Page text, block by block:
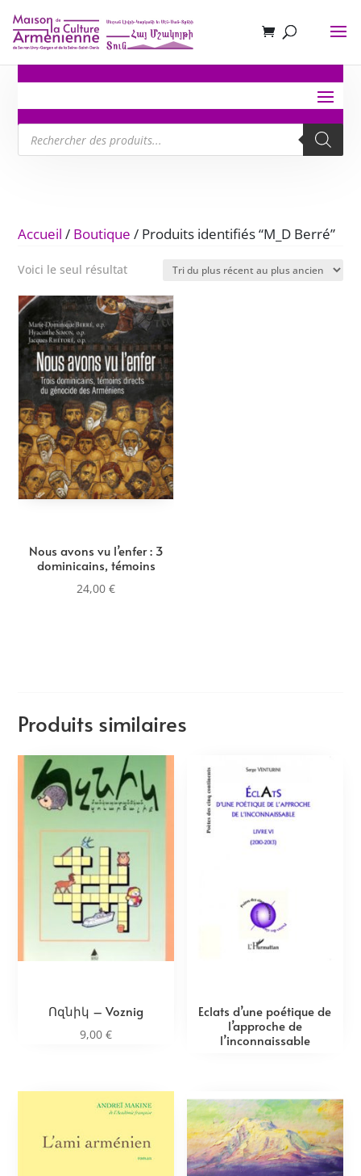
Recherche
de
produits
Accueil / Boutique / Produits identifiés “M_D Berré”
Voici le seul résultat
Nous avons vu l’enfer : 3
dominicains, témoins
24,00€
Produits similaires
Ոզնիկ – Voznig
9,00€
Eclats d’une poétique de
l’approche de
l’inconnaissable